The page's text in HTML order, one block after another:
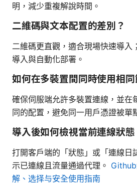
明，減少重複解說時間。
二維碼與文本配置的差別？
二維碼更直觀，適合現場快速導入
導入與自動化部署。
如何在多裝置間同時使用相同
確保伺服端允許多裝置連線，並在
同的配置，避免同一用戶憑證被單
導入後如何檢視當前連線狀態
打開客戶端的「狀態」或「連線日
示已連線且流量通過代理。
解、选择与安全使用指南